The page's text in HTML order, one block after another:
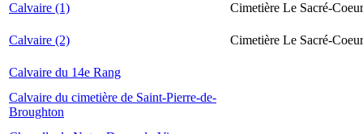
Calvaire (1) Cimetière Le Sacré-
Calvaire (2) Cimetière Le Sacré-
Calvaire du 14e Rang
Calvaire du cimetière de Saint-Pierre-de-
Broughton